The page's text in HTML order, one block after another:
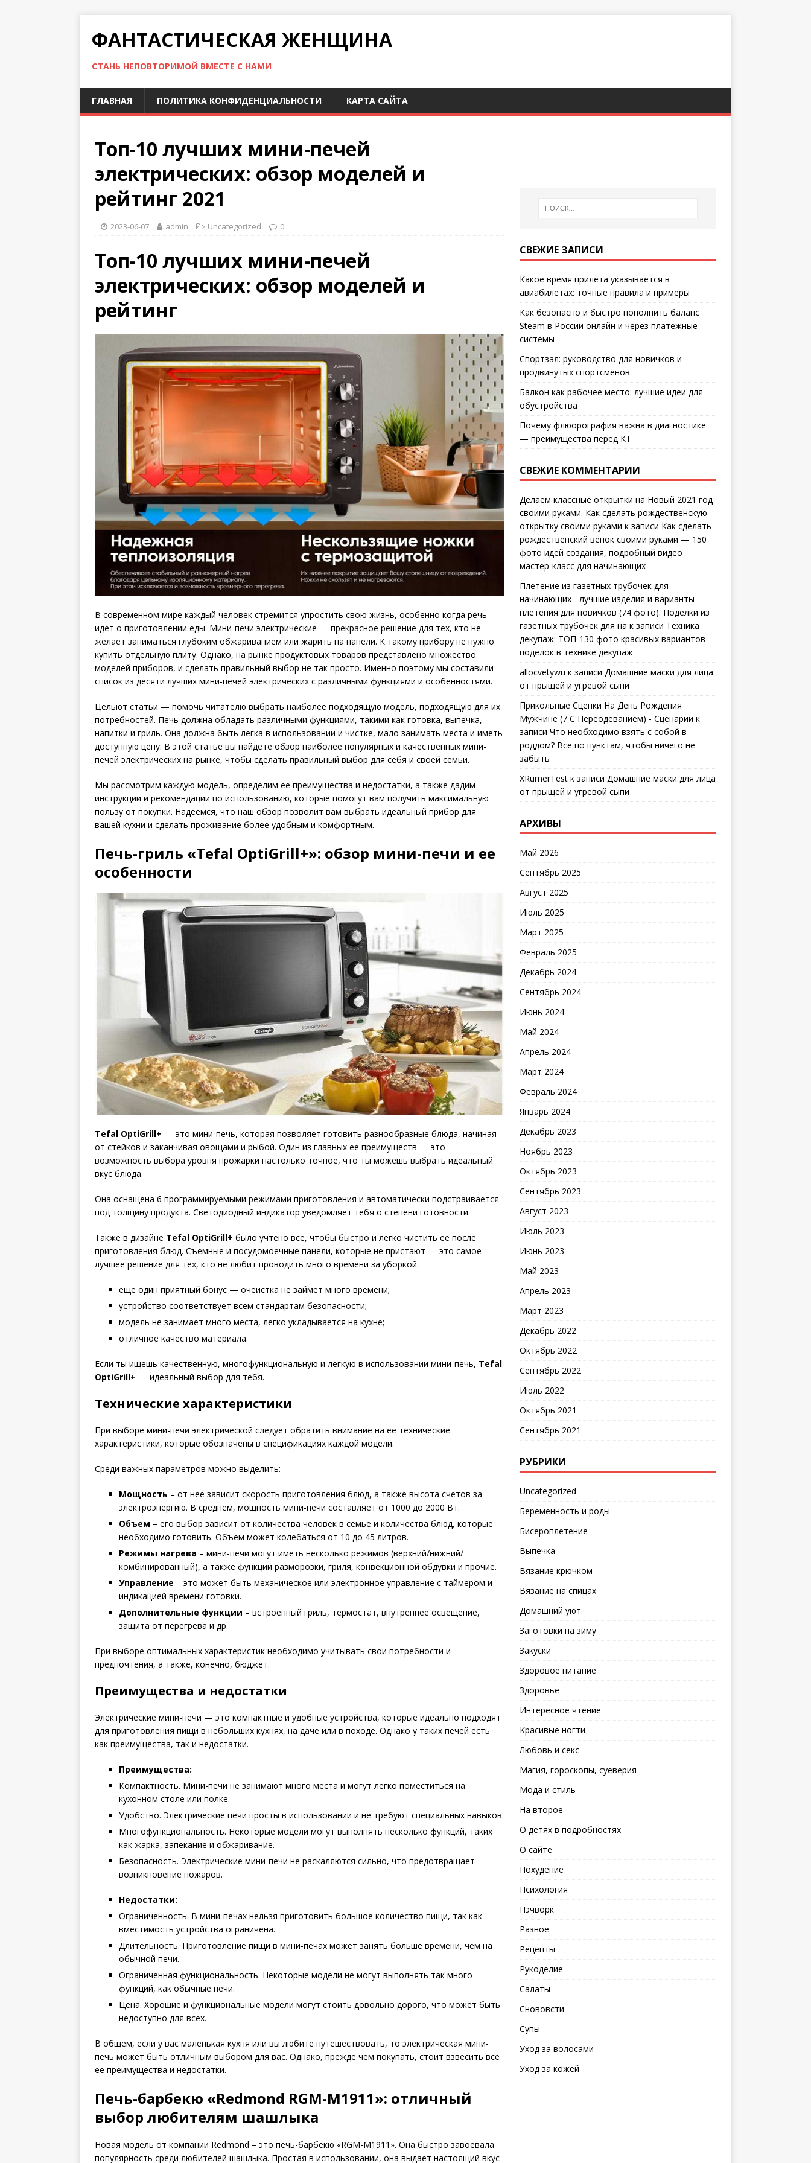
ФАНТАСТИЧЕСКАЯ ЖЕНЩИНА
СТАНЬ НЕПОВТОРИМОЙ ВМЕСТЕ С НАМИ
ГЛАВНАЯ ПОЛИТИКА КОНФИДЕНЦИАЛЬНОСТИ КАРТА САЙТА
Топ-10 лучших мини-печей
электрических: обзор моделей и
рейтинг 2021
2023-06-07 admin Uncategorized 0
Топ-10 лучших мини-печей
электрических: обзор моделей и
рейтинг
В современном мире каждый человек стремится упростить свою жизнь, особенно когда речь
идет о приготовлении еды. Мини-печи электрические — прекрасное решение для тех, кто не
желает заниматься глубоким обжариванием или жарить на панели. К такому прибору не нужно
купить отдельную плиту. Однако, на рынке продуктовых товаров представлено множество
моделей приборов, и сделать правильный выбор не так просто. Именно поэтому мы составили
список из десяти лучших мини-печей электрических с различными функциями и особенностями.
Цельют статьи — помочь читателю выбрать наиболее подходящую модель, подходящую для их
потребностей. Печь должна обладать различными функциями, такими как готовка, выпечка,
напитки и гриль. Она должна быть легка в использовании и чистке, мало занимать места и иметь
доступную цену. В этой статье вы найдете обзор наиболее популярных и качественных мини-
печей электрических на рынке, чтобы сделать правильный выбор для себя и своей семьи.
Мы рассмотрим каждую модель, определим ее преимущества и недостатки, а также дадим
инструкции и рекомендации по использованию, которые помогут вам получить максимальную
пользу от покупки. Надеемся, что наш обзор позволит вам выбрать идеальный прибор для
вашей кухни и сделать проживание более удобным и комфортным.
Печь-гриль «Tefal OptiGrill+»: обзор мини-печи и ее
особенности
Tefal OptiGrill+ — это мини-печь, которая позволяет готовить разнообразные блюда, начиная
от стейков и заканчивая овощами и рыбой. Один из главных ее преимуществ — это
возможность выбора уровня прожарки настолько точное, что ты можешь выбрать идеальный
вкус блюда.
Она оснащена 6 программируемыми режимами приготовления и автоматически подстраивается
под толщину продукта. Светодиодный индикатор уведомляет тебя о степени готовности.
Также в дизайне Tefal OptiGrill+ было учтено все, чтобы быстро и легко чистить ее после
приготовления блюд. Съемные и посудомоечные панели, которые не пристают — это самое
лучшее решение для тех, кто не любит проводить много времени за уборкой.
еще один приятный бонус — очеистка не займет много времени;
устройство соответствует всем стандартам безопасности;
модель не занимает много места, легко укладывается на кухне;
отличное качество материала.
Если ты ищешь качественную, многофункциональную и легкую в использовании мини-печь, Tefal
OptiGrill+ — идеальный выбор для тебя.
Технические характеристики
При выборе мини-печи электрической следует обратить внимание на ее технические
характеристики, которые обозначены в спецификациях каждой модели.
Среди важных параметров можно выделить:
Мощность – от нее зависит скорость приготовления блюд, а также высота счетов за
электроэнергию. В среднем, мощность мини-печи составляет от 1000 до 2000 Вт.
Объем – его выбор зависит от количества человек в семье и количества блюд, которые
необходимо готовить. Объем может колебаться от 10 до 45 литров.
Режимы нагрева – мини-печи могут иметь несколько режимов (верхний/нижний/
комбинированный), а также функции разморозки, гриля, конвекционной обдувки и прочие.
Управление – это может быть механическое или электронное управление с таймером и
индикацией времени готовки.
Дополнительные функции – встроенный гриль, термостат, внутреннее освещение,
защита от перегрева и др.
При выборе оптимальных характеристик необходимо учитывать свои потребности и
предпочтения, а также, конечно, бюджет.
Преимущества и недостатки
Электрические мини-печи — это компактные и удобные устройства, которые идеально подходят
для приготовления пищи в небольших кухнях, на даче или в походе. Однако у таких печей есть
как преимущества, так и недостатки.
Преимущества:
Компактность. Мини-печи не занимают много места и могут легко поместиться на
кухонном столе или полке.
Удобство. Электрические печи просты в использовании и не требуют специальных навыков.
Многофункциональность. Некоторые модели могут выполнять несколько функций, таких
как жарка, запекание и обжаривание.
Безопасность. Электрические мини-печи не раскаляются сильно, что предотвращает
возникновение пожаров.
Недостатки:
Ограниченность. В мини-печах нельзя приготовить большое количество пищи, так как
вместимость устройства ограничена.
Длительность. Приготовление пищи в мини-печах может занять больше времени, чем на
обычной печи.
Ограниченная функциональность. Некоторые модели не могут выполнять так много
функций, как обычные печи.
Цена. Хорошие и функциональные модели могут стоить довольно дорого, что может быть
недоступно для всех.
В общем, если у вас маленькая кухня или вы любите путешествовать, то электрическая мини-
печь может быть отличным выбором для вас. Однако, прежде чем покупать, стоит взвесить все
ее преимущества и недостатки.
Печь-барбекю «Redmond RGM-M1911»: отличный
выбор любителям шашлыка
Новая модель от компании Redmond – это печь-барбекю «RGM-M1911». Она быстро завоевала
популярность среди любителей шашлыка. Простая в использовании, она выдает настоящий вкус
СВЕЖИЕ ЗАПИСИ
Какое время прилета указывается в
авиабилетах: точные правила и примеры
Как безопасно и быстро пополнить баланс
Steam в России онлайн и через платежные
системы
Спортзал: руководство для новичков и
продвинутых спортсменов
Балкон как рабочее место: лучшие идеи для
обустройства
Почему флюорография важна в диагностике
— преимущества перед КТ
СВЕЖИЕ КОММЕНТАРИИ
Делаем классные открытки на Новый 2021 год
своими руками. Как сделать рождественскую
открытку своими руками к записи Как сделать
рождественский венок своими руками — 150
фото идей создания, подробный видео
мастер-класс для начинающих
Плетение из газетных трубочек для
начинающих - лучшие изделия и варианты
плетения для новичков (74 фото). Поделки из
газетных трубочек для на к записи Техника
декупаж: ТОП-130 фото красивых вариантов
поделок в технике декупаж
allocvetywu к записи Домашние маски для лица
от прыщей и угревой сыпи
Прикольные Сценки На День Рождения
Мужчине (7 С Переодеванием) - Сценарии к
записи Что необходимо взять с собой в
роддом? Все по пунктам, чтобы ничего не
забыть
XRumerTestк записи Домашние маски для лица
от прыщей и угревой сыпи
АРХИВЫ
Май 2026
Сентябрь 2025
Август 2025
Июль 2025
Март 2025
Февраль 2025
Декабрь 2024
Сентябрь 2024
Июнь 2024
Май 2024
Апрель 2024
Март 2024
Февраль 2024
Январь 2024
Декабрь 2023
Ноябрь 2023
Октябрь 2023
Сентябрь 2023
Август 2023
Июль 2023
Июнь 2023
Май 2023
Апрель 2023
Март 2023
Декабрь 2022
Октябрь 2022
Сентябрь 2022
Июль 2022
Октябрь 2021
Сентябрь 2021
РУБРИКИ
Uncategorized
Беременность и роды
Бисероплетение
Выпечка
Вязание крючком
Вязание на спицах
Домашний уют
Заготовки на зиму
Закуски
Здоровое питание
Здоровье
Интересное чтение
Красивые ногти
Любовь и секс
Магия, гороскопы, суеверия
Мода и стиль
На второе
О детях в подробностях
О сайте
Похудение
Психология
Пэчворк
Разное
Рецепты
Рукоделие
Салаты
Снововсти
Супы
Уход за волосами
Уход за кожей